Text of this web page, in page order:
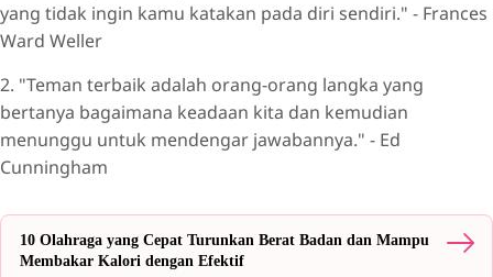
yang tidak ingin kamu katakan pada diri sendiri." - Frances
Ward Weller
2. "Teman terbaik adalah orang-orang langka yang
bertanya bagaimana keadaan kita dan kemudian
menunggu untuk mendengar jawabannya." - Ed
Cunningham
10 Olahraga yang Cepat Turunkan Berat Badan dan Mampu
Membakar Kalori dengan Efektif